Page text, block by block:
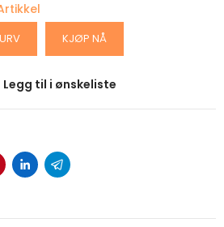
KJØP NÅ
Legg til i ønskeliste